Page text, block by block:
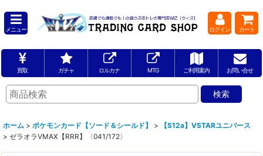
メニュー ログイン カート
買取 ガチャ ロルカナ MTG ご利用案内 お問い合せ
ホーム > ポケモンカード【ソード＆シールド】 >
【S12a】VSTARユニバース
> ゼラオラVMAX【RRR】〈041/172〉